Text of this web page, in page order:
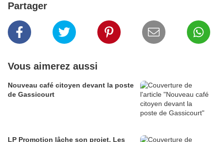
Partager
Vous aimerez aussi
Nouveau café citoyen devant la poste
de Gassicourt
LP Promotion lâche son projet. Les